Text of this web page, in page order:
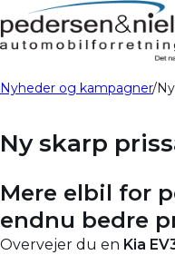
Nyheder og kampagner
Ny skarp
Mere elbil for
endnu bedre
Overvejer du en Kia